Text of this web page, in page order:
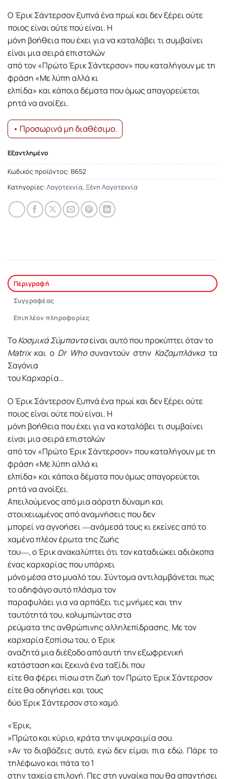
Ο Έρικ Σάντερσον ξυπνά ένα πρωί και δεν ξέρει ούτε
ποιος είναι ούτε πού είναι. Η
μόνη βοήθεια που έχει για να καταλάβει τι συμβαίνει
είναι μια σειρά επιστολών
από τον «Πρώτο Έρικ Σάντερσον» που καταλήγουν με τη
φράση «Με λύπη αλλά κι
ελπίδα» και κάποια δέματα που όμως απαγορεύεται
ρητά να ανοίξει.
• Προσωρινά μη διαθέσιμο.
Εξαντλημένο
Κωδικός προϊόντος: Β652
Κατηγορίες: Λογοτεχνία, Ξένη Λογοτεχνία
Περιγραφή
Συγγραφέας
Επιπλέον πληροφορίες
ΤοΚοσμικά Σύμπανταείναι αυτό που προκύπτει όταν το
Matrixκαι ο Dr Whoσυναντούν στην Καζαμπλάνκατα
Σαγόνια
του Καρχαρία…
Ο Έρικ Σάντερσον ξυπνά ένα πρωί και δεν ξέρει ούτε
ποιος είναι ούτε πού είναι. Η
μόνη βοήθεια που έχει για να καταλάβει τι συμβαίνει
είναι μια σειρά επιστολών
από τον «Πρώτο Έρικ Σάντερσον» που καταλήγουν με τη
φράση «Με λύπη αλλά κι
ελπίδα» και κάποια δέματα που όμως απαγορεύεται
ρητά να ανοίξει.
Απειλούμενος από μια αόρατη δύναμη και
στοιχειωμένος από αναμνήσεις που δεν
μπορεί να αγνοήσει ―ανάμεσά τους κι εκείνες από το
χαμένο πλέον έρωτα της ζωής
του―, ο Έρικ ανακαλύπτει ότι τον καταδιώκει αδιάκοπα
ένας καρχαρίας που υπάρχει
μόνο μέσα στο μυαλό του. Σύντομα αντιλαμβάνεται πως
το αδηφάγο αυτό πλάσμα τον
παραφυλάει για να αρπάξει τις μνήμες και την
ταυτότητά του, κολυμπώντας στα
ρεύματα της ανθρώπινης αλληλεπίδρασης. Με τον
καρχαρία ξοπίσω του, ο Έρικ
αναζητά μια διέξοδο από αυτή την εξωφρενική
κατάσταση και ξεκινά ένα ταξίδι που
είτε θα φέρει πίσω στη ζωή τον Πρώτο Έρικ Σάντερσον
είτε θα οδηγήσει και τους
δύο Έρικ Σάντερσον στο χαμό.
«Έρικ,
»Πρώτο και κύριο, κράτα την ψυχραιμία σου.
»Αν το διαβάζεις αυτό, εγώ δεν είμαι πια εδώ. Πάρε το
τηλέφωνο και πάτα το 1
στην ταχεία επιλογή. Πες στη γυναίκα που θα απαντήσει